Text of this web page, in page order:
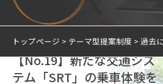
名古屋市の公民連携
提案募集中の課題（テーマ型）
提案受付（テーマ型・フリー型
トップページ テーマ型提案制度 過去
【No.19】新たな交通シス
テム「SRT」の乗車体験を